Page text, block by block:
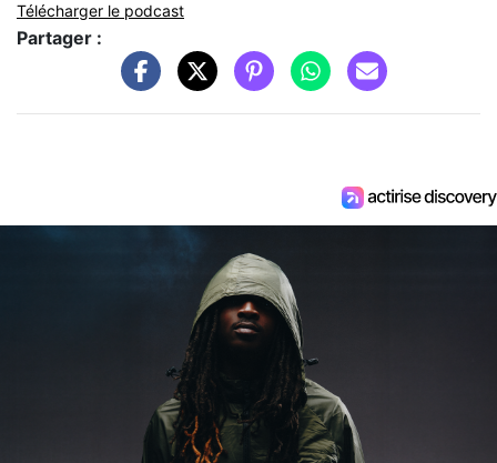
Télécharger le podcast
Partager :